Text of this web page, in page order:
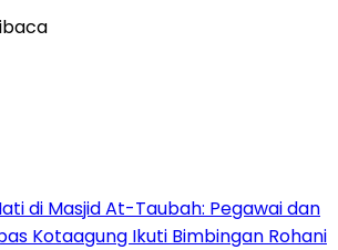
di Masjid At-Taubah: Pegawai dan
Kotaagung Ikuti Bimbingan Rohani